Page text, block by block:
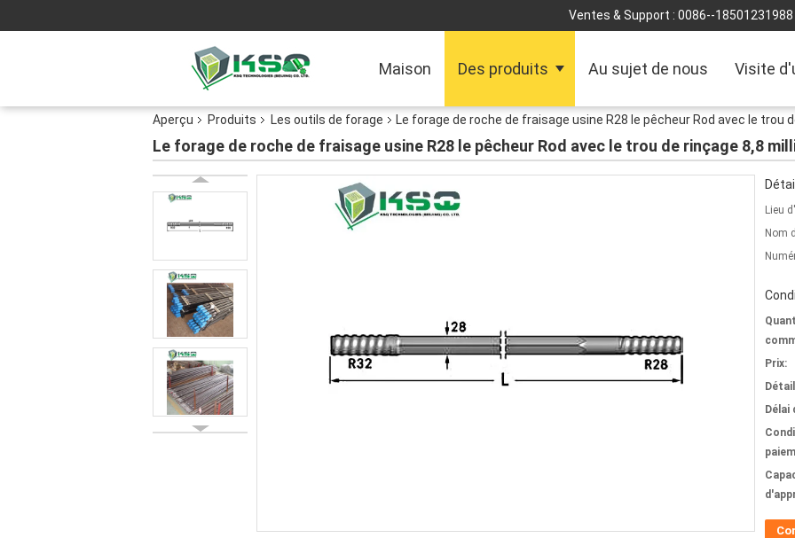
Ventes & Support : 0086--18501231988
Maison Des produits Au sujet de nous Visite
Aperçu Produits Les outils de forage Le forage de roche de fraisage usine R28 le pêcheur Rod avec le trou
Le forage de roche de fraisage usine R28 le pêcheur Rod avec le trou de rinçage 8,8
Lieu
Nom
Prix:
Délai